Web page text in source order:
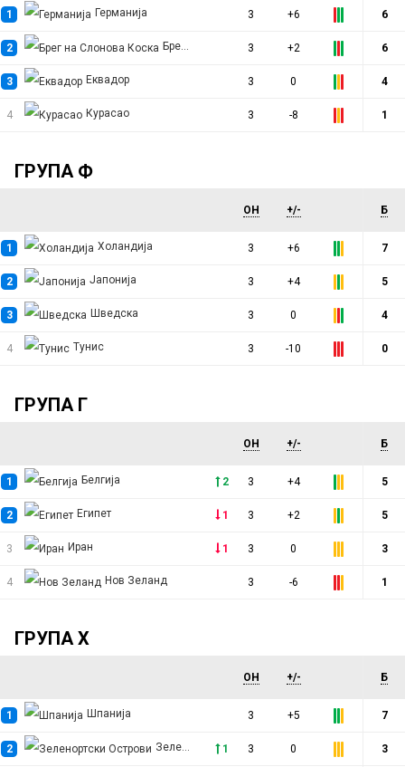
1 Германија 3 +6 6
2 Брег на Слонова Коска 3 +2 6
3 Еквадор 3 0 4
4 Курасао 3 -8 1
ГРУПА Ф
ОН +/- Б
1 Холандија 3 +6 7
2 Јапонија 3 +4 5
3 Шведска 3 0 4
4 Тунис 3 -10 0
ГРУПА Г
ОН +/- Б
1 Белгија 2 3 +4 5
2 Египет 1 3 +2 5
3 Иран 1 3 0 3
4 Нов Зеланд 3 -6 1
ГРУПА Х
ОН +/- Б
1 Шпанија 3 +5 7
2 Зеленортски Острови 1 3 0 3